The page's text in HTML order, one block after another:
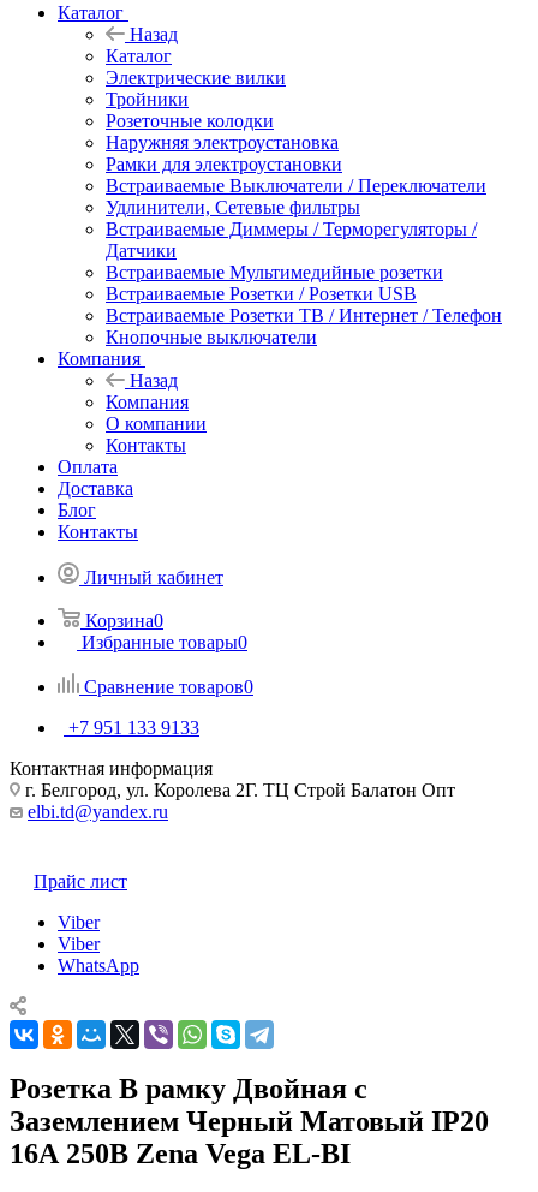
Каталог
Назад
Каталог
Электрические вилки
Тройники
Розеточные колодки
Наружняя электроустановка
Рамки для электроустановки
Встраиваемые Выключатели / Переключатели
Удлинители, Сетевые фильтры
Встраиваемые Диммеры / Терморегуляторы /
Датчики
Встраиваемые Мультимедийные розетки
Встраиваемые Розетки / Розетки USB
Встраиваемые Розетки ТВ / Интернет / Телефон
Кнопочные выключатели
Компания
Назад
Компания
О компании
Контакты
Оплата
Доставка
Блог
Контакты
Личный кабинет
Корзина0
Избранные товары0
Сравнение товаров0
+7 951 133 9133
Контактная информация
г. Белгород, ул. Королева 2Г. ТЦ Строй Балатон Опт
elbi.td@yandex.ru
Прайс лист
Viber
Viber
WhatsApp
Розетка В рамку Двойная с
Заземлением Черный Матовый IP20
16А 250В Zena Vega EL-BI